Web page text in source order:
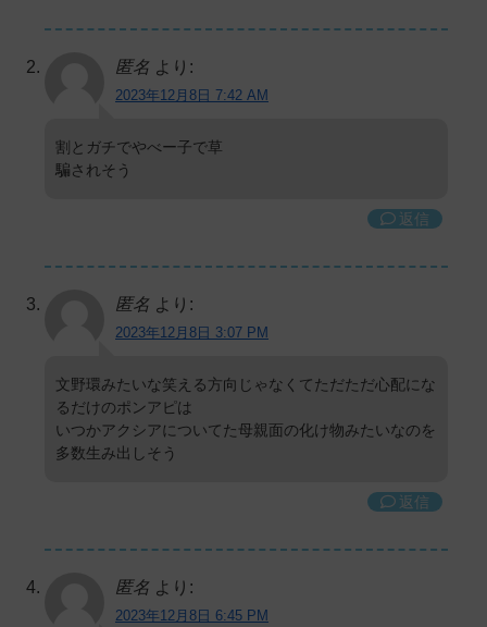
匿名 より:
2023年12月8日 7:42 AM
割とガチでやべー子で草
騙されそう
返信
匿名 より:
2023年12月8日 3:07 PM
文野環みたいな笑える方向じゃなくてただただ心配にな
るだけのポンアピは
いつかアクシアについてた母親面の化け物みたいなのを
多数生み出しそう
返信
匿名 より:
2023年12月8日 6:45 PM